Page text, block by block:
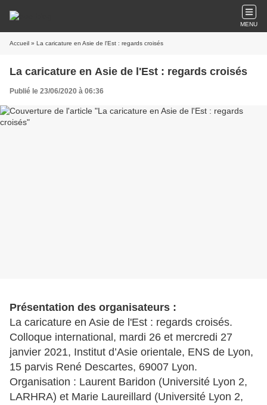
MENU
Accueil » La caricature en Asie de l'Est : regards croisés
La caricature en Asie de l'Est : regards croisés
Publié le 23/06/2020 à 06:36
Présentation des organisateurs :
La caricature en Asie de l'Est : regards croisés.
Colloque international, mardi 26 et mercredi 27
janvier 2021, Institut d’Asie orientale, ENS de Lyon,
15 parvis René Descartes, 69007 Lyon.
Organisation : Laurent Baridon (Université Lyon 2,
LARHRA) et Marie Laureillard (Université Lyon 2,